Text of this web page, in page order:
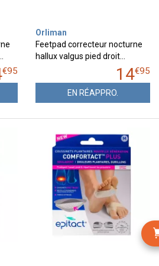
€95
Orliman
Feetpad correcteur nocturne
hallux valgus pied droit…
14€95
EN RÉAPPRO.